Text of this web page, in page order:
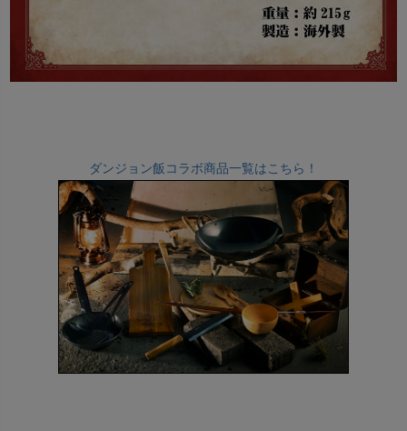
ダンジョン飯コラボ商品一覧はこちら！